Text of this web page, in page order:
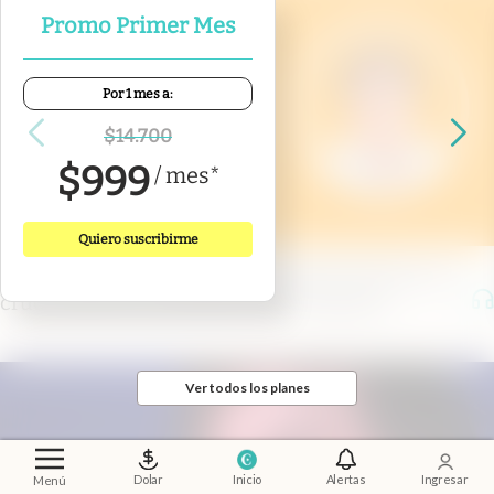
Menú Dolar Inicio Alertas Ingresar
Promo Primer Mes
Por 1 mes a:
$14.700
$999/mes*
Quiero suscribirme
Ver todos los planes
cruce entre la economía y la demografía